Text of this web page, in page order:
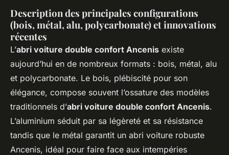
Description des principales configurations
(bois, métal, alu, polycarbonate) et innovations
récentes
L’abri voiture double confort Ancenis existe
aujourd’hui en de nombreux formats : bois, métal, alu
et polycarbonate. Le bois, plébiscité pour son
élégance, compose souvent l’ossature des modèles
traditionnels d’abri voiture double confort Ancenis.
L’aluminium séduit par sa légèreté et sa résistance
tandis que le métal garantit un abri voiture robuste
Ancenis, idéal pour faire face aux intempéries